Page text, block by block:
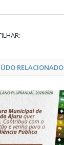
RELACIONADO